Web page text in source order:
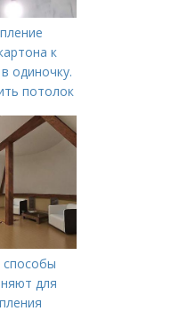
к
одиночку.
потолок
делаем
для ГКЛ
способы
для